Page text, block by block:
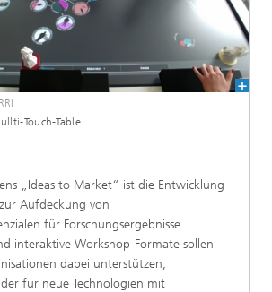
Touch-Table
„Ideas to Market“ ist die Entwicklung
Aufdeckung von
für Forschungsergebnisse.
interaktive Workshop-Formate sollen
dabei unterstützen,
für neue Technologien mit